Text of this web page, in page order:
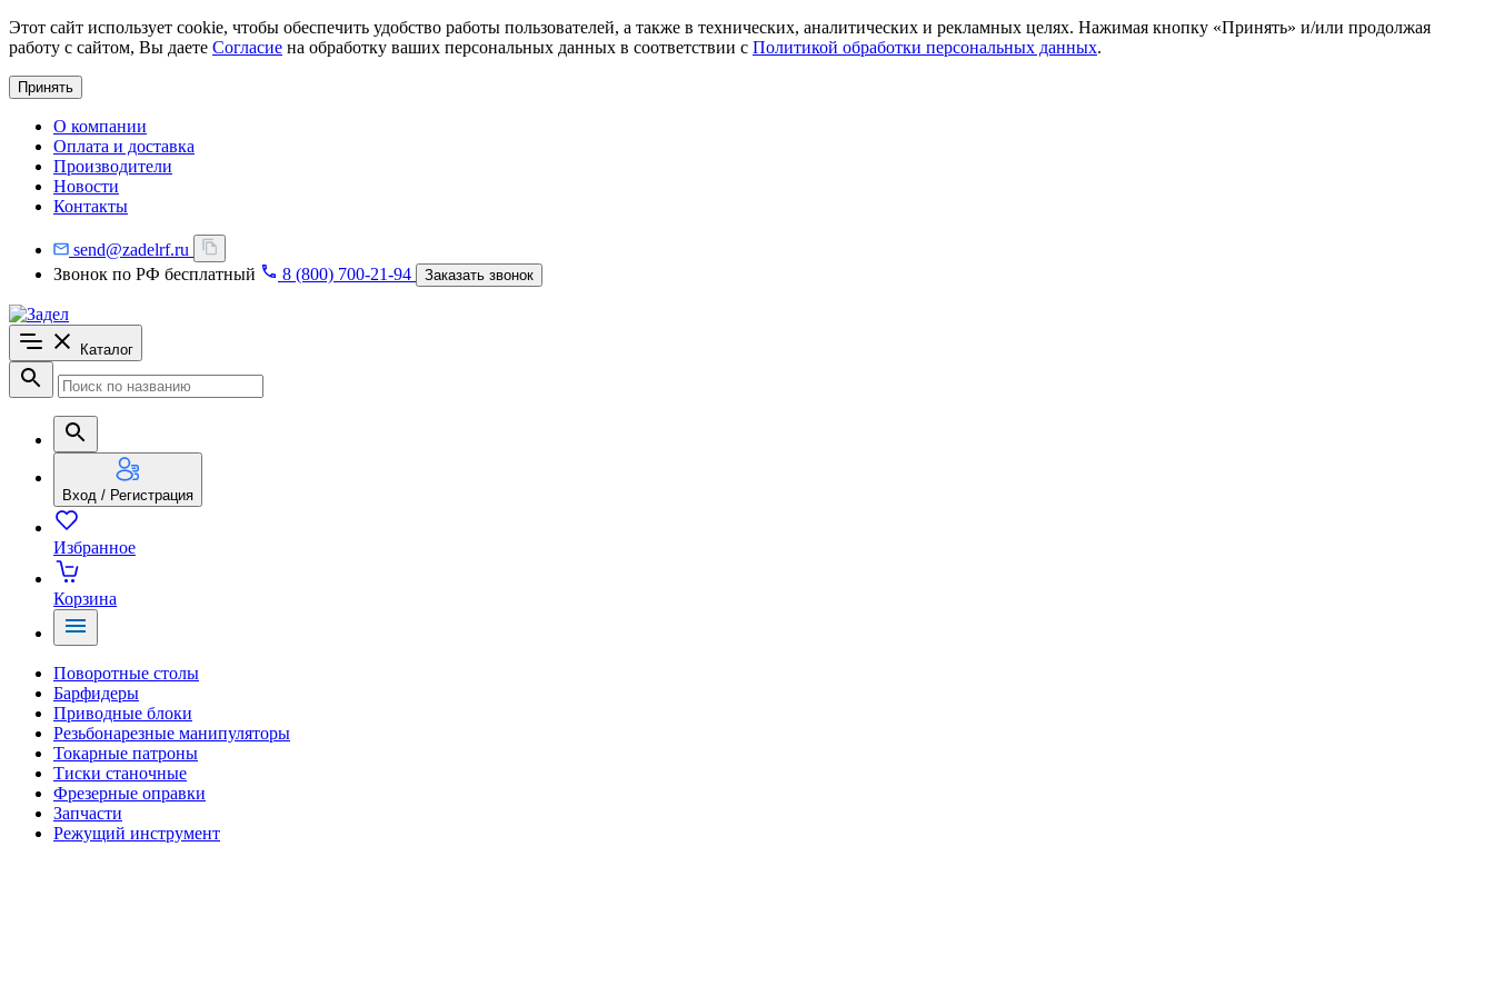
Этот сайт использует cookie, чтобы обеспечить удобство работы пользователей, а также в технических, аналитических и рекламных целях. Нажимая кнопку «Принять» и/или продолжая
работу с сайтом, Вы даете Согласие на обработку ваших персональных данных в соответствии с Политикой обработки персональных данных.
Принять
О компании
Оплата и доставка
Производители
Новости
Контакты
send@zadelrf.ru
Звонок по РФ бесплатный
8 (800) 700-21-94 Заказать звонок
Каталог
Вход / Регистрация
Избранное
Корзина
Поворотные столы
Барфидеры
Приводные блоки
Резьбонарезные манипуляторы
Токарные патроны
Тиски станочные
Фрезерные оправки
Запчасти
Режущий инструмент